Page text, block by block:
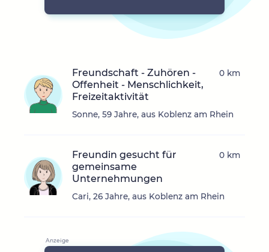
Freundschaft - Zuhören -
Offenheit - Menschlichkeit,
Freizeitaktivität
Sonne, 59 Jahre, aus Koblenz am Rhein
0 km
Freundin gesucht für
gemeinsame
Unternehmungen
Cari, 26 Jahre, aus Koblenz am Rhein
0 km